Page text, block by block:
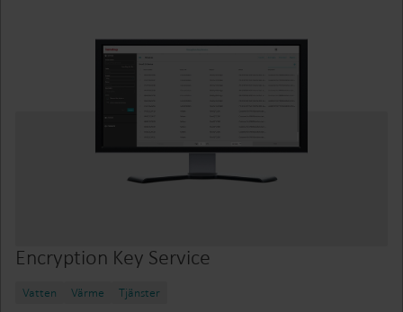
Encryption Key Service
Vatten Värme Tjänster